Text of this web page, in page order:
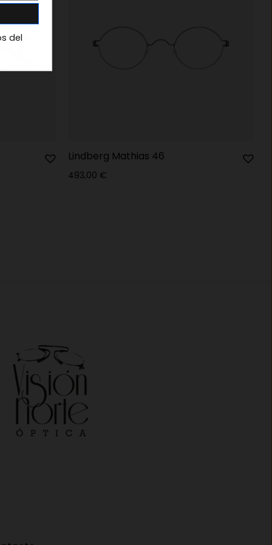
Lindberg Mathias 46
493,00 €
del